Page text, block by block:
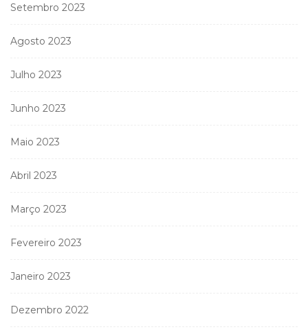
Setembro 2023
Agosto 2023
Julho 2023
Junho 2023
Maio 2023
Abril 2023
Março 2023
Fevereiro 2023
Janeiro 2023
Dezembro 2022